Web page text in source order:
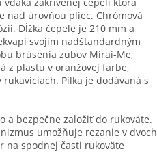
nad úrovňou pliec. Chrómová
Dĺžka čepele je 210 mm a
svojim nadštandardným
brúsenia zubov Mirai-Me,
z plastu v oranžovej farbe,
Pílka je dodávaná s
a bezpečne založiť do rukoväte.
umožňuje rezanie v dvoch
na spodnej časti rukoväte